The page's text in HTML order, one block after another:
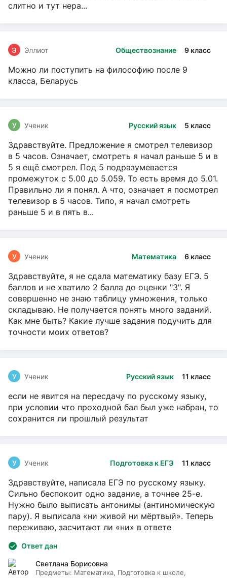
слитно и тут нера...
Обществознание 9 класс
Э Эллиот
Можно ли поступить на философию после 9
класса, Беларусь
Русский язык 5 класс
У Ученик
Здравствуйте. Предложение я смотрел телевизор
в 5 часов. Означает, смотреть я начал раньше 5 и в
5 я ещё смотрел. Под 5 подразумевается
промежуток с 5.00 до 5.059. То есть время до 5.01.
Правильно ли я понял. А что, означает я посмотрел
телевизор в 5 часов. Типо, я начал смотреть
раньше 5 и в пять в...
Математика 6 класс
У Ученик
Здравствуйте, я не сдала математику базу ЕГЭ. 5
баллов и не хватило 2 балла до оценки "3". Я
совершенно не знаю таблицу умножения, только
складываю. Не получается понять много заданий.
Как мне быть? Какие лучше задания подучить для
точности моих ответов?
Русский язык 11 класс
У Ученик
если не явится на пересдачу по русскому языку,
при условии что проходной бал был уже набран, то
сохранится ли прошлый результат
Подготовка к ЕГЭ 11 класс
У Ученик
Здравствуйте, написала ЕГЭ по русскому языку.
Сильно беспокоит одно задание, а точнее 25-е.
Нужно было выписать антонимы (антиномическую
пару). Я выписала «ни живой ни мёртвый». Теперь
переживаю, засчитают ли «ни» в ответе
Ответ дан
Светлана Борисовна
Предметы: Математика, Подготовка к школе,